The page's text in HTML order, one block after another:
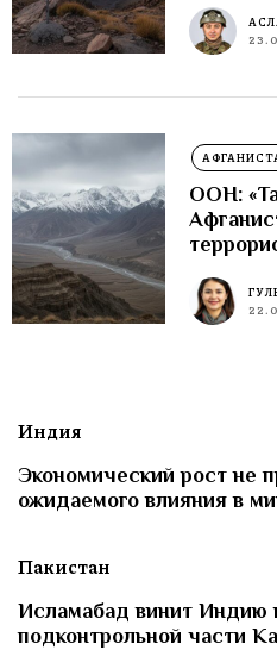
ООН:
Индия
Экономический рост не
ожидаемого влияния в
Пакистан
Исламабад винит Индию
подконтрольной части